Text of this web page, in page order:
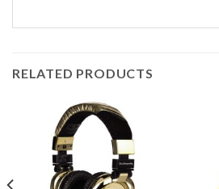
RELATED PRODUCTS